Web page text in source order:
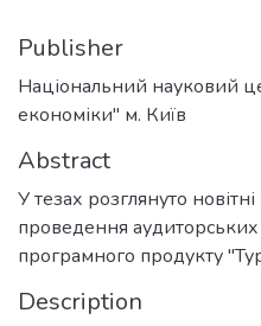
Publisher
Національний науковий
економіки" м. Київ
Abstract
У тезах розглянуто новітні
проведення
програмного продукту
Description